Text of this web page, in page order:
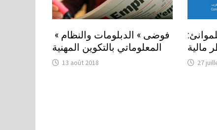
« فوضى » الدبلومات والنظام
13 août 2018 27